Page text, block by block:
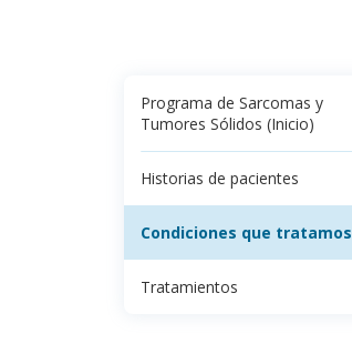
Programa de Sarcomas y
Tumores Sólidos (Inicio)
Historias de pacientes
Condiciones que tratamos
Tratamientos